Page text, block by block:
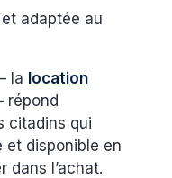
adaptée au
la location
répond
citadins qui
et disponible en
dans l’achat.